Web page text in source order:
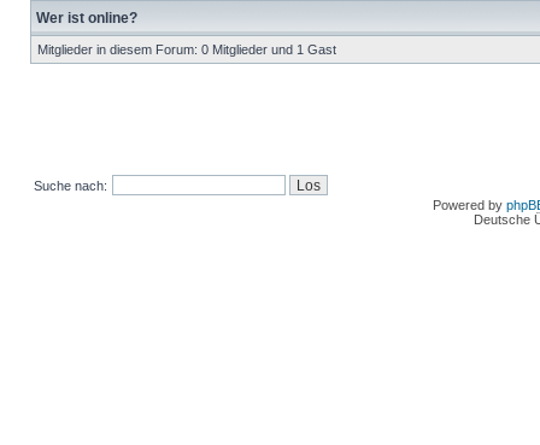
Wer ist online?
Mitglieder in diesem Forum: 0 Mitglieder und 1 Gast
Suche nach:
Powered by
Deutsche